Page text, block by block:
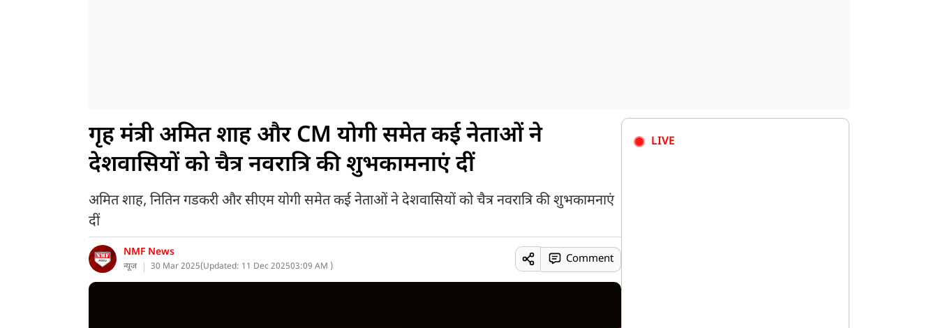
गृह मंत्री अमित शाह और CM योगी समेत कई नेताओं ने
देशवासियों को चैत्र नवरात्रि की शुभकामनाएं दीं
अमित शाह, नितिन गडकरी और सीएम योगी समेत कई नेताओं ने देशवासियों को चैत्र नवरात्रि की शुभकामनाएं
दीं
NMF News
न्यूज 30 Mar 2025(Updated: 11 Dec 202503:09 AM )
Comment
LIVE